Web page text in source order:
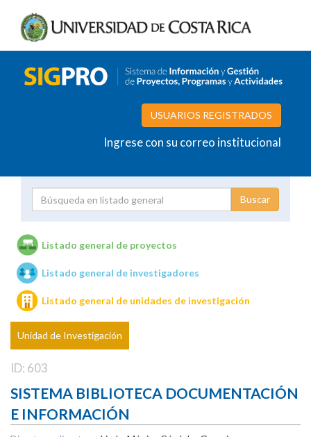
USUARIOS REGISTRADOS
Ingrese con su correo institucional
Unidades de investigación
Listado general de proyectos
Listado general de investigadores
Listado general de unidades de investigación
Unidad de Investigación
ID: 603
SISTEMA BIBLIOTECA DOCUMENTACIÓN
E INFORMACIÓN